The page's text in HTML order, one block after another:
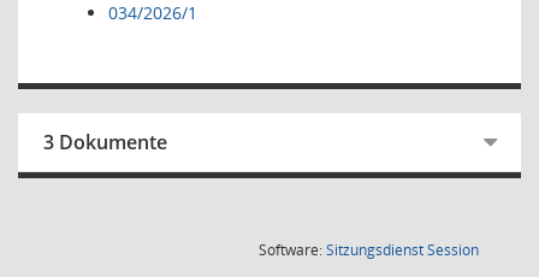
034/2026/1
3 Dokumente
Software:SitzungsdienstSession(Wird in